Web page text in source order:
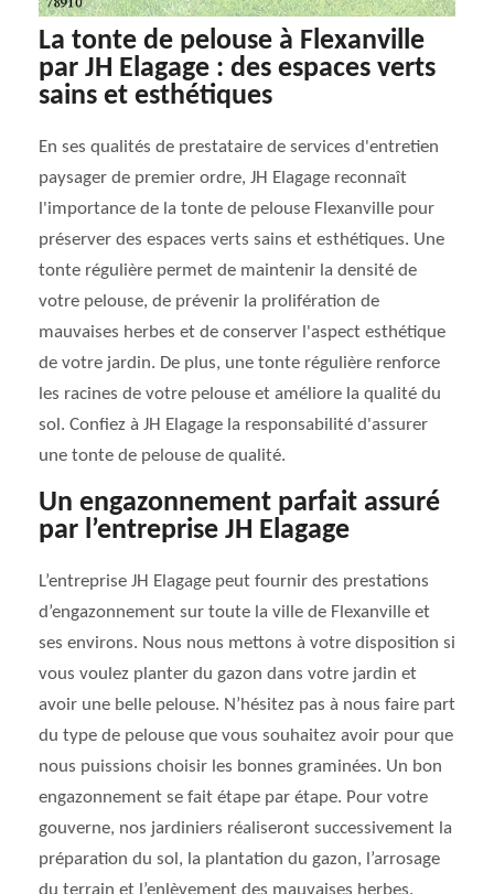
La tonte de pelouse à Flexanville
par JH Elagage : des espaces verts
sains et esthétiques
En ses qualités de prestataire de services d'entretien
paysager de premier ordre, JH Elagage reconnaît
l'importance de la tonte de pelouse Flexanville pour
préserver des espaces verts sains et esthétiques. Une
tonte régulière permet de maintenir la densité de
votre pelouse, de prévenir la prolifération de
mauvaises herbes et de conserver l'aspect esthétique
de votre jardin. De plus, une tonte régulière renforce
les racines de votre pelouse et améliore la qualité du
sol. Confiez à JH Elagage la responsabilité d'assurer
une tonte de pelouse de qualité.
Un engazonnement parfait assuré
par l’entreprise JH Elagage
L’entreprise JH Elagage peut fournir des prestations
d’engazonnement sur toute la ville de Flexanville et
ses environs. Nous nous mettons à votre disposition si
vous voulez planter du gazon dans votre jardin et
avoir une belle pelouse. N’hésitez pas à nous faire part
du type de pelouse que vous souhaitez avoir pour que
nous puissions choisir les bonnes graminées. Un bon
engazonnement se fait étape par étape. Pour votre
gouverne, nos jardiniers réaliseront successivement la
préparation du sol, la plantation du gazon, l’arrosage
du terrain et l’enlèvement des mauvaises herbes.